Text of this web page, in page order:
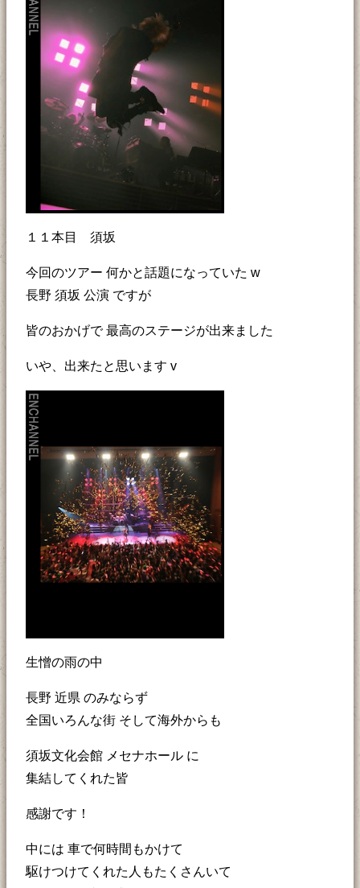
１１本目 須坂
今回のツアー 何かと話題になっていた w
長野 須坂 公演 ですが
皆のおかげで 最高のステージが出来ました
いや、出来たと思います v
生憎の雨の中
長野 近県 のみならず
全国いろんな街 そして海外からも
須坂文化会館 メセナホール に
集結してくれた皆
感謝です！
中には 車で何時間もかけて
駆けつけてくれた人もたくさんいて